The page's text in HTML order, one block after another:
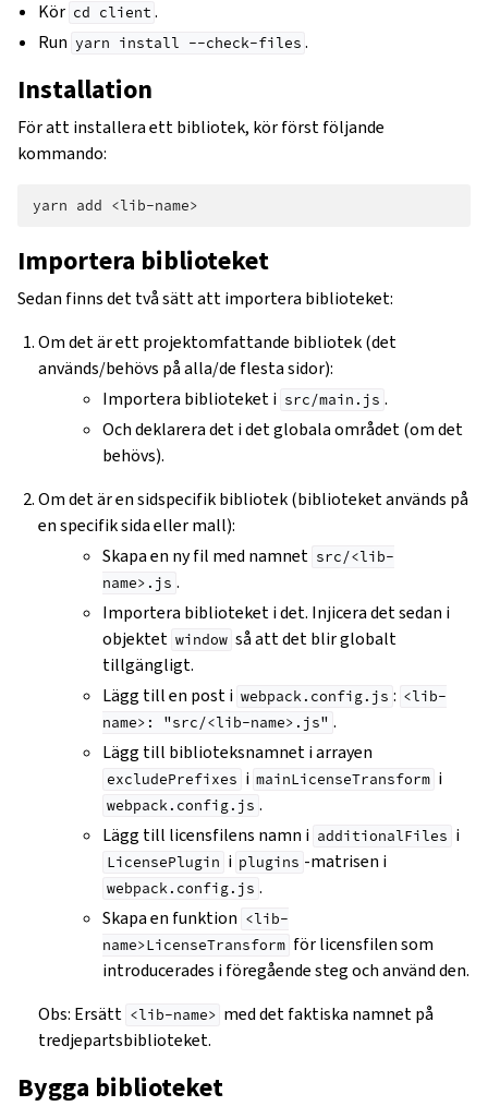
Kör cd client .
Run yarn install --check-files .
Installation
För att installera ett bibliotek, kör först följande
kommando:
yarn add
Importera biblioteket
Sedan finns det två sätt att importera biblioteket:
Om det är ett projektomfattande bibliotek (det
används/behövs på alla/de flesta sidor):
Importera biblioteket i src/main.js .
Och deklarera det i det globala området (om det
behövs).
Om det är en sidspecifik bibliotek (biblioteket används på
en specifik sida eller mall):
Skapa en ny fil med namnet src/<lib-
name>.js .
Importera biblioteket i det. Injicera det sedan i
objektet window så att det blir globalt
tillgängligt.
Lägg till en post i webpack.config.js : <lib-
name>:
"src/<lib-name>.js" .
Lägg till biblioteksnamnet i arrayen
excludePrefixes i mainLicenseTransform i
webpack.config.js .
Lägg till licensfilens namn i additionalFiles i
LicensePlugin i plugins -matrisen i
webpack.config.js .
Skapa en funktion <lib-
name>LicenseTransform för licensfilen som
introducerades i föregående steg och använd den.
Obs: Ersätt <lib-name> med det faktiska namnet på
tredjepartsbiblioteket.
Bygga biblioteket